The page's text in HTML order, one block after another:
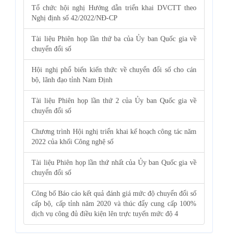
Tổ chức hội nghị Hướng dẫn triển khai DVCTT theo
Nghị định số 42/2022/NĐ-CP
Tài liệu Phiên họp lần thứ ba của Ủy ban Quốc gia về
chuyển đổi số
Hội nghị phổ biến kiến thức về chuyển đổi số cho cán
bộ, lãnh đạo tỉnh Nam Định
Tài liệu Phiên họp lần thứ 2 của Ủy ban Quốc gia về
chuyển đổi số
Chương trình Hội nghị triển khai kế hoạch công tác năm
2022 của khối Công nghệ số
Tài liệu Phiên họp lần thứ nhất của Ủy ban Quốc gia về
chuyển đổi số
Công bố Báo cáo kết quả đánh giá mức độ chuyển đổi số
cấp bộ, cấp tỉnh năm 2020 và thúc đẩy cung cấp 100%
dịch vụ công đủ điều kiện lên trực tuyến mức độ 4